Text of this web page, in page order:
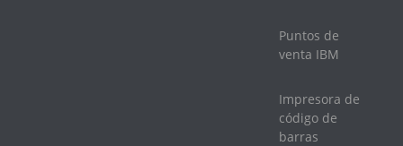
Puntos de
venta IBM
Impresora de
código de
barras